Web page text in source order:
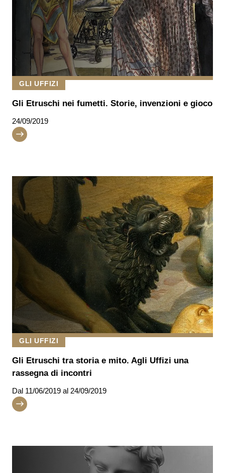
GLI UFFIZI
Gli Etruschi nei fumetti. Storie, invenzioni e gioco
24/09/2019
GLI UFFIZI
Gli Etruschi tra storia e mito. Agli Uffizi una
rassegna di incontri
Dal 11/06/2019 al 24/09/2019